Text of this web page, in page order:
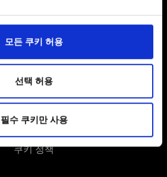
를 정상적으로 이용하기 위해
제공하여 사용자의 웹사이트 이용
사용됩니다. 예를 들어, 소셜
일부를 저희 파트너와 공유할 수도
선택적으로 쿠키를 사용할
를 구할 것입니다.
모든 쿠키 허용
선택 허용
필수 쿠키만 사용
용자 약관 동의
개인 정보 정책
쿠키 정책